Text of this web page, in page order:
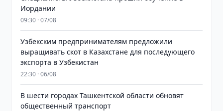
Иордании
09:30 · 07/08
Узбекским предпринимателям предложили
выращивать скот в Казахстане для последующего
экспорта в Узбекистан
22:30 · 06/08
В шести городах Ташкентской области обновят
общественный транспорт